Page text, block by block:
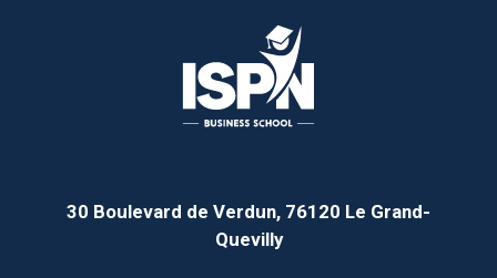
30 Boulevard de Verdun, 76120 Le Grand-
Quevilly